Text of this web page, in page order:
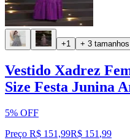
+1 + 3 tamanhos
Vestido Xadrez
Size Festa Junina
5% OFF
Preço R$ 151,99R$ 151 ,99